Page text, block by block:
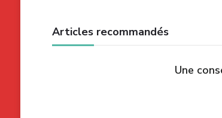
Articles recommandés
Une